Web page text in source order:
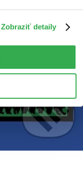
Zobraziť detaily